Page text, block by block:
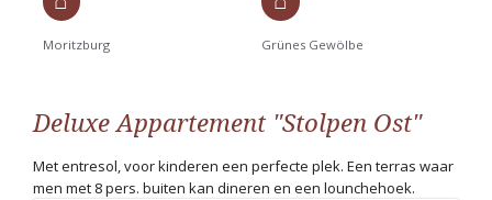
Moritzburg Grünes Gewölbe
Deluxe Appartement "Stolpen Ost"
Met entresol, voor kinderen een perfecte plek. Een terras waar
men met 8 pers. buiten kan dineren en een lounchehoek.